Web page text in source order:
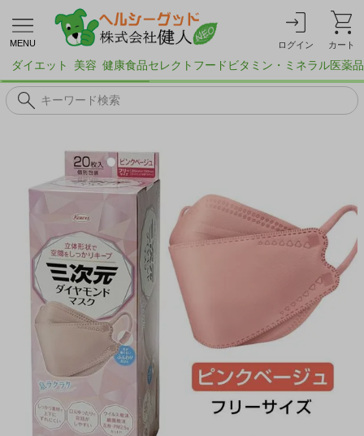
MENU ログイン カート
ダイエット 美容 健康食品セレクトフード ビタミン・ミネラル医薬品